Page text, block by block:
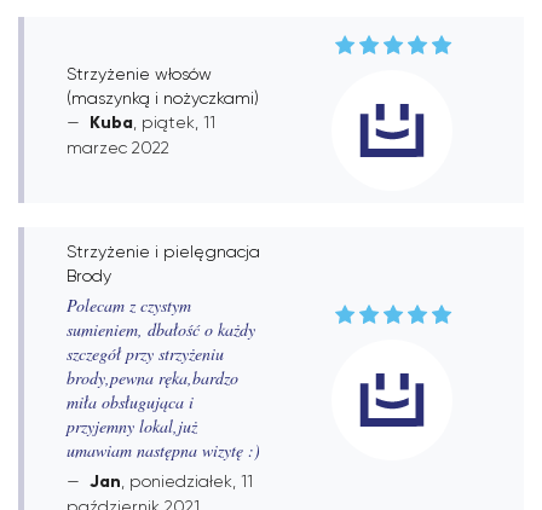
Strzyżenie włosów
(maszynką i nożyczkami)
Kuba , piątek, 11
marzec 2022
Strzyżenie i pielęgnacja
Brody
Polecam z czystym
sumieniem, dbałość o każdy
szczegół przy strzyżeniu
brody,pewna ręka,bardzo
miła obsługująca i
przyjemny lokal,już
umawiam następna wizytę :)
Jan , poniedziałek, 11